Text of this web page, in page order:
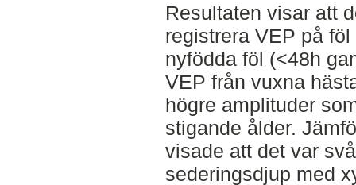
Resultaten visar att
registrera VEP på
nyfödda föl (<48h
VEP från vuxna
högre amplituder
stigande ålder.
visade att det var
sederingsdjup med